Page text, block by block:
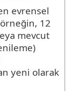
evrensel
12
mevcut
yeni olarak